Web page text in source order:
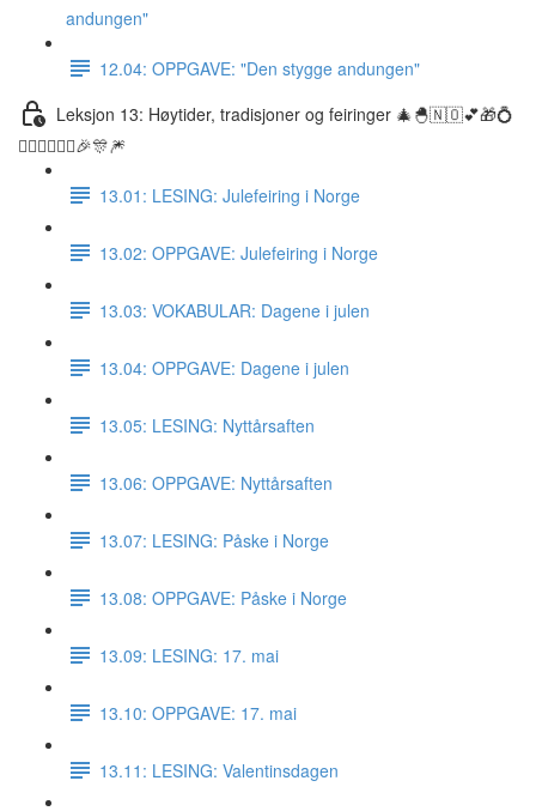
andungen"
12.04: OPPGAVE: "Den stygge andungen"
Leksjon 13: Høytider, tradisjoner og feiringer 🎄🐣🇳🇴💕🎁💍
👰🏼‍♀️🤵🏽‍♂️🎉🎊🎆
13.01: LESING: Julefeiring i Norge
13.02: OPPGAVE: Julefeiring i Norge
13.03: VOKABULAR: Dagene i julen
13.04: OPPGAVE: Dagene i julen
13.05: LESING: Nyttårsaften
13.06: OPPGAVE: Nyttårsaften
13.07: LESING: Påske i Norge
13.08: OPPGAVE: Påske i Norge
13.09: LESING: 17. mai
13.10: OPPGAVE: 17. mai
13.11: LESING: Valentinsdagen